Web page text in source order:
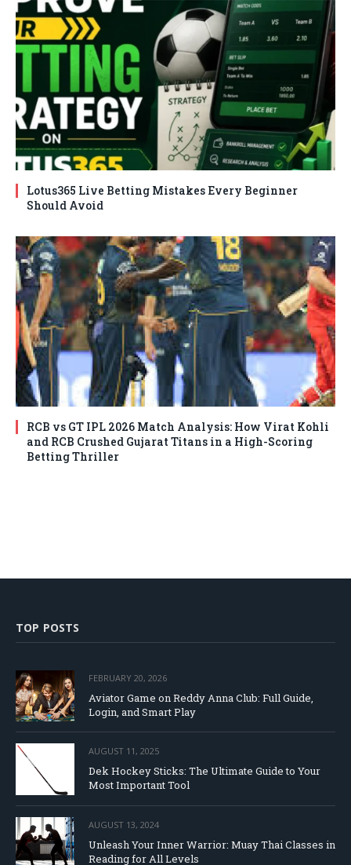
Lotus365 Live Betting Mistakes Every Beginner
Should Avoid
RCB vs GT IPL 2026 Match Analysis: How Virat Kohli
and RCB Crushed Gujarat Titans in a High-Scoring
Betting Thriller
TOP POSTS
FEBRUARY 20, 2026
Aviator Game on Reddy Anna Club: Full Guide,
Login, and Smart Play
AUGUST 11, 2025
Dek Hockey Sticks: The Ultimate Guide to Your
Most Important Tool
AUGUST 13, 2024
Unleash Your Inner Warrior: Muay Thai Classes in
Reading for All Levels